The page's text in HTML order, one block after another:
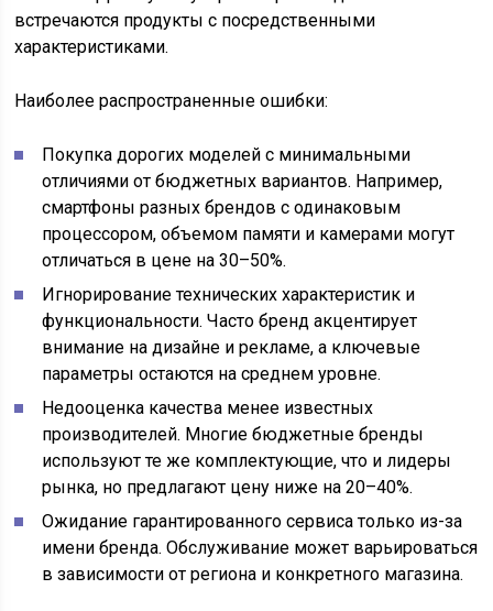
встречаются продукты с посредственными
характеристиками.
Наиболее распространенные ошибки:
Покупка дорогих моделей с минимальными
отличиями от бюджетных вариантов. Например,
смартфоны разных брендов с одинаковым
процессором, объемом памяти и камерами могут
отличаться в цене на 30–50%.
Игнорирование технических характеристик и
функциональности. Часто бренд акцентирует
внимание на дизайне и рекламе, а ключевые
параметры остаются на среднем уровне.
Недооценка качества менее известных
производителей. Многие бюджетные бренды
используют те же комплектующие, что и лидеры
рынка, но предлагают цену ниже на 20–40%.
Ожидание гарантированного сервиса только из-за
имени бренда. Обслуживание может варьироваться
в зависимости от региона и конкретного магазина.